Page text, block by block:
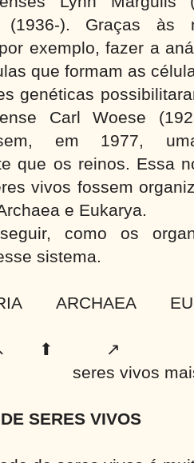
(1936-). Graças às
exemplo, fazer a
que formam as
genéticas
Carl Woese
em 1977,
que os reinos. Essa
vivos fossem
e Eukarya.
como os
sistema.
ARCHAEA
⬆
↗
seres vivos
SERES VIVOS